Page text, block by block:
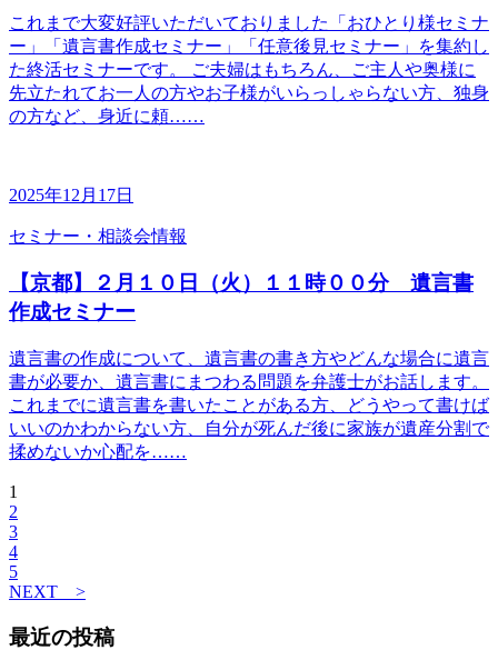
これまで大変好評いただいておりました「おひとり様セミナ
ー」「遺言書作成セミナー」「任意後見セミナー」を集約し
た終活セミナーです。 ご夫婦はもちろん、ご主人や奥様に
先立たれてお一人の方やお子様がいらっしゃらない方、独身
の方など、身近に頼……
2025年12月17日
セミナー・相談会情報
【京都】２月１０日（火）１１時００分 遺言書
作成セミナー
遺言書の作成について、遺言書の書き方やどんな場合に遺言
書が必要か、遺言書にまつわる問題を弁護士がお話します。
これまでに遺言書を書いたことがある方、どうやって書けば
いいのかわからない方、自分が死んだ後に家族が遺産分割で
揉めないか心配を……
1
2
3
4
5
NEXT >
最近の投稿